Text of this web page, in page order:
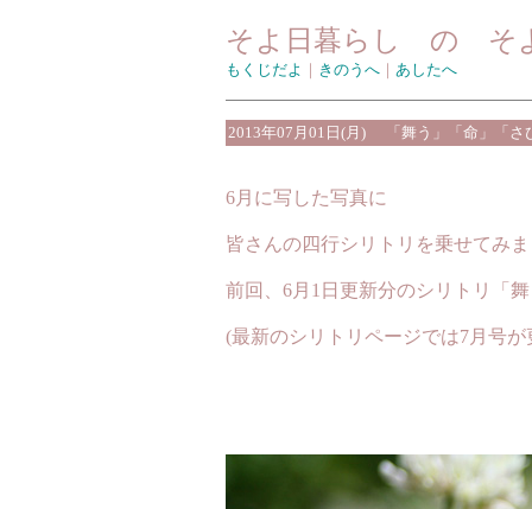
そよ日暮らし の そ
もくじだよ きのうへ あしたへ
2013年07月01日(月) 「舞う」「命」「さ
6月に写した写真に
皆さんの四行シリトリを乗せてみ
前回、6月1日更新分のシリトリ「
(最新のシリトリページでは7月号